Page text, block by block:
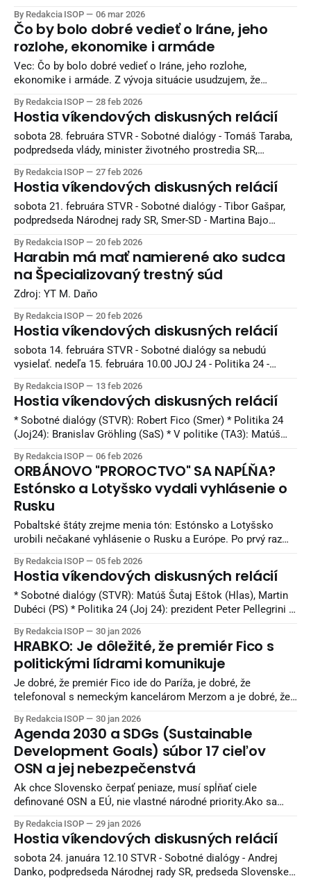
(STVR): Richard Takáč (Smer), Branislav Gröhling (SaS)
Zdroj: Denník N
By Redakcia ISOP 06 mar 2026
Čo by bolo dobré vedieť o Iráne, jeho
rozlohe, ekonomike i armáde
Vec: Čo by bolo dobré vedieť o Iráne, jeho rozlohe,
ekonomike i armáde. Z vývoja situácie usudzujem, že
krátkeho času. Myslím si, že pre všeobecný prehľad je dobré
vedieť základné údaje o tomto štáte. Rozloha Iránu: 1 648
195 km2
By Redakcia ISOP 28 feb 2026
Hostia víkendových diskusných relácií
sobota 28. februára STVR - Sobotné dialógy - Tomáš Taraba,
podpredseda vlády, minister životného prostredia SR,
poslanec Národnej rady SR, podpredseda strany Sloboda a
Solidarita nedeľa 1. marca 10.00 JOJ 24 - Politika 24 - Andrej
Danko, podpredseda NR SR, predseda SNS 11.00 TA3 - V
politike
By Redakcia ISOP 27 feb 2026
Hostia víkendových diskusných relácií
sobota 21. februára STVR - Sobotné dialógy - Tibor Gašpar,
podpredseda Národnej rady SR, Smer-SD - Martina Bajo
JOJ 24 - Politika 24 - Milan Uhrík, poslanec Európskeho
parlamentu, hnutie Republika 11.00 TA3 - V politike - Tomáš
Drucker, minister školstva, výskumu, vývoja a mládeže
By Redakcia ISOP 20 feb 2026
Harabin má mať namierené ako sudca
na Špecializovaný trestný súd
Zdroj: YT M. Daňo
By Redakcia ISOP 20 feb 2026
Hostia víkendových diskusných relácií
sobota 14. februára STVR - Sobotné dialógy sa nebudú
vysielať. nedeľa 15. februára 10.00 JOJ 24 - Politika 24 -
mládeže SR, Hlas-SD 11.00 TA3 - V politike - Tibor Gašpar,
podpredseda Národnej rady SR, Smer-SD - Zuzana Števulová,
poslankyňa NR SR, podpredsedníčka poslaneckého klubu
By Redakcia ISOP 13 feb 2026
Hostia víkendových diskusných relácií
* Sobotné dialógy (STVR): Robert Fico (Smer) * Politika 24
(Joj24): Branislav Gröhling (SaS) * V politike (TA3): Matúš
(STVR): Richard Raši (Hlas), Milan Majerský (KDH) * Na telo
(Markíza): Tomáš Drucker (Hlas), Viliam Karas (KDH)
By Redakcia ISOP 06 feb 2026
ORBÁNOVO "PROROCTVO" SA NAPĹŇA?
Estónsko a Lotyšsko vydali vyhlásenie o
Rusku
Pobaltské štáty zrejme menia tón: Estónsko a Lotyšsko
urobili nečakané vyhlásenie o Rusku a Európe. Po prvý raz
Bruselom. Niektorí komentátori to interpretujú ako napĺňanie
jedného z politických varovaní maďarského premiéra Viktora
Orbána, ktorý opakovane tvrdil, že bez rokovaní hrozí úplná
By Redakcia ISOP 05 feb 2026
Hostia víkendových diskusných relácií
* Sobotné dialógy (STVR): Matúš Šutaj Eštok (Hlas), Martin
Dubéci (PS) * Politika 24 (Joj 24): prezident Peter Pellegrini *
O 5 minút 12 (STVR): Andrej Danko (SNS), Michal Šimečka
(PS) * Na telo (Markíza): Roman Michelko (SNS), Irena
Bihariová (PS) Zdroj: Denník N
By Redakcia ISOP 30 jan 2026
HRABKO: Je dôležité, že premiér Fico s
politickými lídrami komunikuje
Je dobré, že premiér Fico ide do Paríža, je dobré, že
telefonoval s nemeckým kancelárom Merzom a je dobré, že
29. januára (Teraz.sk) – Samotná skutočnosť, že premiér
Fico (Smer-SD) komunikuje so svetovými politickými lídrami
je z hľadiska potreby riešiť naše
By Redakcia ISOP 30 jan 2026
Agenda 2030 a SDGs (Sustainable
Development Goals) súbor 17 cieľov
OSN a jej nebezpečenstvá
Ak chce Slovensko čerpať peniaze, musí spĺňať ciele
definované OSN a EÚ, nie vlastné národné priority.Ako sa
presadzovanie zintenzívnilo počas vlád Matoviča a Ódora.
Agenda 2030 OSN a jej 17 cieľov udržateľného rozvoja
(SDGs) sa za posledné roky stali
By Redakcia ISOP 29 jan 2026
Hostia víkendových diskusných relácií
sobota 24. januára 12.10 STVR - Sobotné dialógy - Andrej
Danko, podpredseda Národnej rady SR, predseda Slovenskej